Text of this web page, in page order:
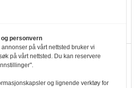
enklere å velge
i butikkhylla
personvern
på vårt nettsted bruker vi
på vårt nettsted. Du kan reservere
og lignende verktøy for